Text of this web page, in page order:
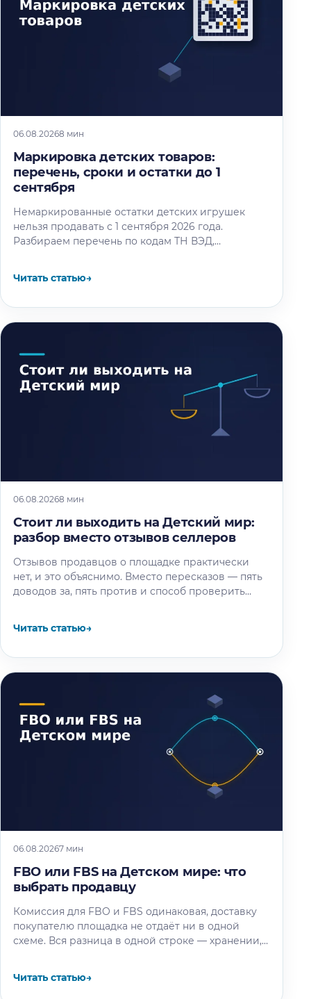
06.08.20268 мин
Маркировка детских товаров:
перечень, сроки и остатки до 1
сентября
Немаркированные остатки детских игрушек
нельзя продавать с 1 сентября 2026 года.
Разбираем перечень по кодам ТН ВЭД,
Читать статью→
06.08.20268 мин
Стоит ли выходить на Детский мир:
разбор вместо отзывов селлеров
Отзывов продавцов о площадке практически
нет, и это объяснимо. Вместо пересказов — пять
доводов за, пять против и способ проверить
Читать статью→
06.08.20267 мин
FBO или FBS на Детском мире: что
выбрать продавцу
Комиссия для FBO и FBS одинаковая, доставку
покупателю площадка не отдаёт ни в одной
схеме. Вся разница в одной строке — хранении,
Читать статью→